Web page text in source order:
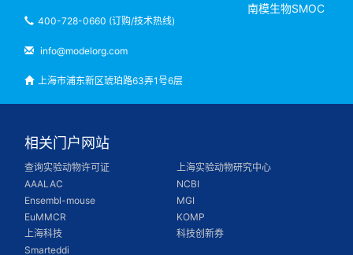
400-728-0660 (订购/技术热线)
info@modelorg.com
上海市浦东新区琥珀路63弄1号6层
南模生物SMOC
相关门户网站
查询实验动物许可证
上海实验动物研究中心
AAALAC
NCBI
Ensembl-mouse
MGI
EuMMCR
KOMP
上海科技
科技创新券
Smarteddi